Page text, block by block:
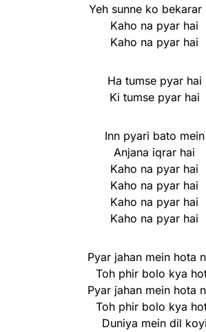
Yeh sunne ko bekarar
Kaho na pyar hai
Kaho na pyar hai
Ha tumse pyar hai
Ki tumse pyar hai
Inn pyari bato mein
Anjana iqrar hai
Kaho na pyar hai
Kaho na pyar hai
Kaho na pyar hai
Kaho na pyar hai
Pyar jahan mein hota
Toh phir bolo kya
Pyar jahan mein hota
Toh phir bolo kya
Duniya mein dil koyi